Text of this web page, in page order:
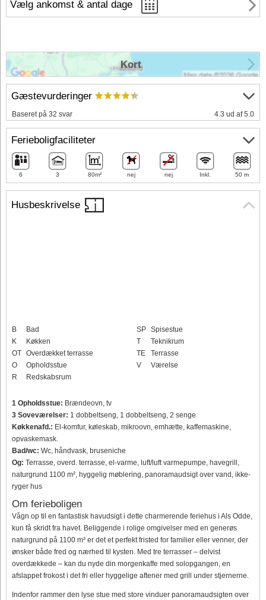
Vælg ankomst & antal dage
Husbeskrivelse
B
Bad
K
Køkken
OT Overdækket terrasse
O
Opholdsstue
R
Redskabsrum
SP Spisestue
T
Teknikrum
TE
Terrasse
V
Værelse
1 Opholdsstue: Brændeovn, tv
3 Soveværelser: 1 dobbeltseng, 1 dobbeltseng, 2 senge
Køkkenafd.: El-komfur, køleskab, mikroovn, emhætte, kaffemaskine,
opvaskemask.
Bad/wc: Wc, håndvask, bruseniche
Og: Terrasse, overd. terrasse, el-varme, luft/luft varmepumpe, havegrill,
naturgrund 1100 m², hyggelig møblering, panoramaudsigt over vand, ikke-
ryger hus
Om ferieboligen
Vågn op til en fantastisk havudsigt i dette charmerende feriehus i Als Odde,
kun få skridt fra havet. Beliggende i rolige omgivelser med en generøs
naturgrund på 1100 m² er det et perfekt fristed for familier eller venner, der
ønsker både fred og nærhed til kysten. Med tre terrasser – delvist
overdækkede – kan du nyde din morgenkaffe med solopgangen, en
afslappet frokost i det fri eller hyggelige aftener med grill under stjernerne.
Indenfor rammer den lyse stue med store vinduer panoramaudsigten over
Gæstevurderinger
Baseret på 32 svar 4.3 ud af 5.0
Ferieboligfaciliteter
6 3 80m² nej nej Inkl. 50 m
Kort